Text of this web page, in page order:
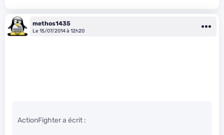
methos1435
Le 15/07/2014 à 12h20
ActionFighter a écrit :